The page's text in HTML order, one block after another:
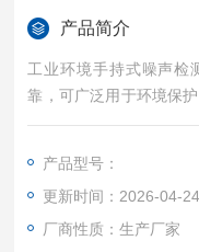
产品简介
工业环境手持式噪声检
靠，可广泛用于环境保
质控制，健康防治及各
产品型号：
更新时间：2026-04-24
厂商性质：生产厂家